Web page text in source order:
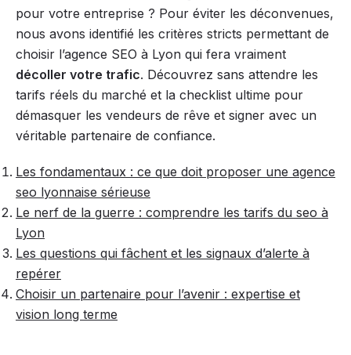
pour votre entreprise ? Pour éviter les déconvenues,
nous avons identifié les critères stricts permettant de
choisir l’agence SEO à Lyon qui fera vraiment
décoller votre trafic. Découvrez sans attendre les
tarifs réels du marché et la checklist ultime pour
démasquer les vendeurs de rêve et signer avec un
véritable partenaire de confiance.
Les fondamentaux : ce que doit proposer une agence
seo lyonnaise sérieuse
Le nerf de la guerre : comprendre les tarifs du seo à
Lyon
Les questions qui fâchent et les signaux d’alerte à
repérer
Choisir un partenaire pour l’avenir : expertise et
vision long terme